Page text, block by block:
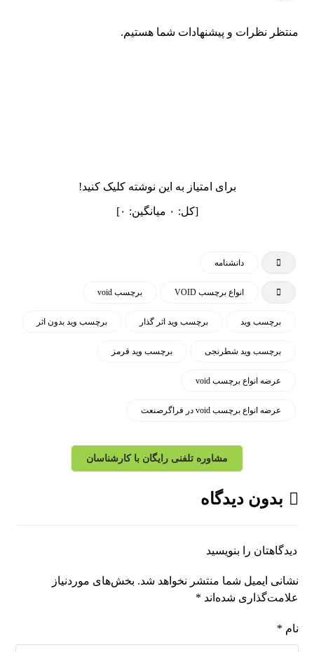
منتظر نظرات و پیشنهادات شما هستیم.
برای امتیاز به این نوشته کلیک کنید!
[کل: ۰ میانگین: ۰]
دانشنامه
انواع برچسب VOID برچسب void
برچسب وید برچسب وید اثر گذار برچسب وید بدون اثر
برچسب وید شطرنجی برچسب وید قرمز
عرضه انواع برچسب void
عرضه انواع برچسب void در فراگرصنعت
مشاوره تلفنی رایگان با کارشناسان
بدون دیدگاه
دیدگاهتان را بنویسید
نشانی ایمیل شما منتشر نخواهد شد. بخش‌های موردنیاز
علامت‌گذاری شده‌اند *
نام *